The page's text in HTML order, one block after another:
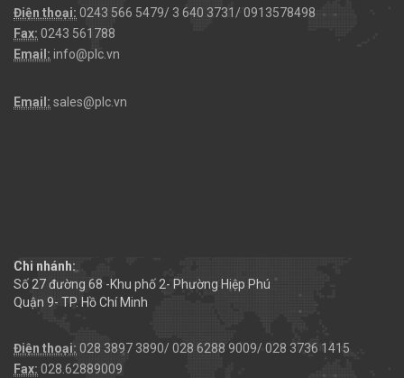
Điện thoại: 0243 566 5479/ 3 640 3731/ 0913578498
Fax: 0243 561788
Email: info@plc.vn
Email: sales@plc.vn
Chi nhánh:
Số 27 đường 68 -Khu phố 2- Phường Hiệp Phú
Quận 9- TP. Hồ Chí Minh
Điện thoại: 028 3897 3890/ 028 6288 9009/ 028 3736 1415
Fax: 028.62889009